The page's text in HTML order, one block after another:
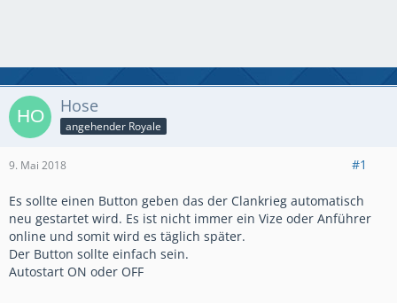
Hose
angehender Royale
9. Mai 2018 #1
Es sollte einen Button geben das der Clankrieg automatisch
neu gestartet wird. Es ist nicht immer ein Vize oder Anführer
online und somit wird es täglich später.
Der Button sollte einfach sein.
Autostart ON oder OFF